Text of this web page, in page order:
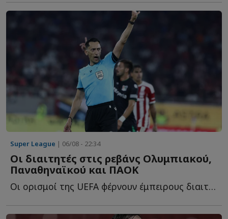
Super League | 06/08 - 22:34
Οι διαιτητές στις ρεβάνς Ολυμπιακού,
Παναθηναϊκού και ΠΑΟΚ
Οι ορισμοί της UEFA φέρνουν έμπειρους διαιτητές στις ε...